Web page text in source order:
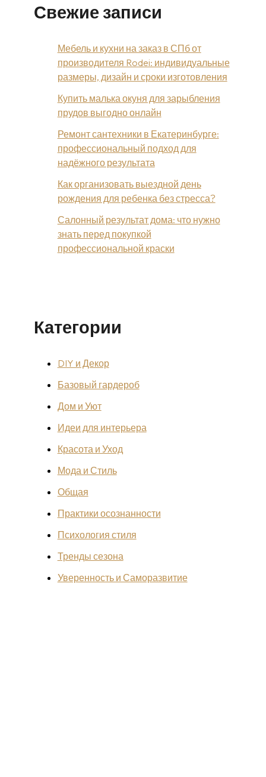
Свежие записи
Мебель и кухни на заказ в СПб от
производителя Rodei: индивидуальные
размеры, дизайн и сроки изготовления
Купить малька окуня для зарыбления
прудов выгодно онлайн
Ремонт сантехники в Екатеринбурге:
профессиональный подход для
надёжного результата
Как организовать выездной день
рождения для ребенка без стресса?
Салонный результат дома: что нужно
знать перед покупкой
профессиональной краски
Категории
DIY и Декор
Базовый гардероб
Дом и Уют
Идеи для интерьера
Красота и Уход
Мода и Стиль
Общая
Практики осознанности
Психология стиля
Тренды сезона
Уверенность и Саморазвитие